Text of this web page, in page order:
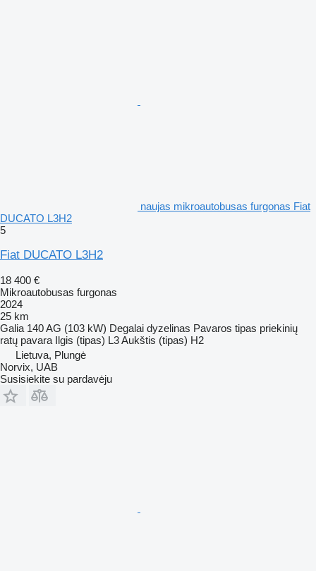
naujas mikroautobusas furgonas Fiat
DUCATO L3H2
5
Fiat DUCATO L3H2
18 400 €
Mikroautobusas furgonas
2024
25 km
Galia 140 AG (103 kW) Degalai dyzelinas Pavaros tipas priekinių
ratų pavara Ilgis (tipas) L3Aukštis (tipas) H2
Lietuva, Plungė
Norvix, UAB
Susisiekite su pardavėju